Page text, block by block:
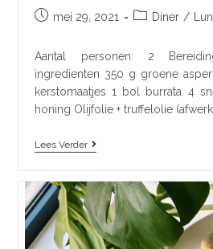
mei 29, 2021 Diner /
Aantal personen: 2
ingredienten 350 g groene
kerstomaatjes 1 bol burrata 4
honing Olijfolie + truffelolie
Lees Verder